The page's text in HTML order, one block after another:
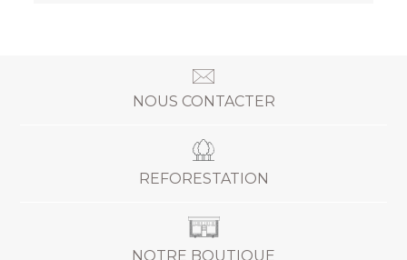
NOUS CONTACTER
REFORESTATION
NOTRE BOUTIQUE